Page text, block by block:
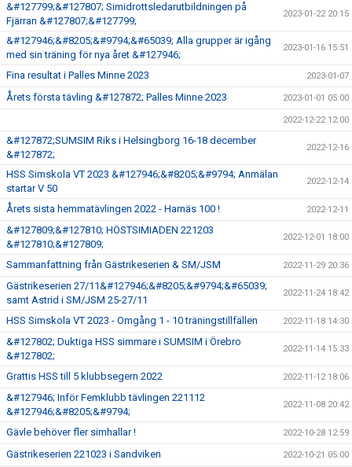
&#127799;&#127807; Simidrottsledarutbildningen på
Fjärran &#127807;&#127799;
2023-01-22 20:15
&#127946;&#8205;&#9794;&#65039; Alla grupper är igång
med sin träning för nya året &#127946;
2023-01-16 15:51
Fina resultat i Palles Minne 2023 2023-01-07
Årets första tävling &#127872; Palles Minne 2023 2023-01-01 05:00
2022-12-22 12:00
&#127872;SUMSIM Riks i Helsingborg 16-18 december
&#127872;
2022-12-16
HSS Simskola VT 2023 &#127946;&#8205;&#9794; Anmälan
startar V 50
2022-12-14
Årets sista hemmatävlingen 2022 - Harnäs 100 ! 2022-12-11
&#127809;&#127810; HÖSTSIMIADEN 221203
&#127810;&#127809;
2022-12-01 18:00
Sammanfattning från Gästrikeserien & SM/JSM 2022-11-29 20:36
Gästrikeserien 27/11&#127946;&#8205;&#9794;&#65039;
samt Astrid i SM/JSM 25-27/11
2022-11-24 18:42
HSS Simskola VT 2023 - Omgång 1 - 10 träningstillfällen 2022-11-18 14:30
&#127802; Duktiga HSS simmare i SUMSIM i Örebro
&#127802;
2022-11-14 15:33
Grattis HSS till 5 klubbsegern 2022 2022-11-12 18:06
&#127946; Inför Femklubb tävlingen 221112
&#127946;&#8205;&#9794;
2022-11-08 20:42
Gävle behöver fler simhallar ! 2022-10-28 12:59
Gästrikeserien 221023 i Sandviken 2022-10-21 05:00